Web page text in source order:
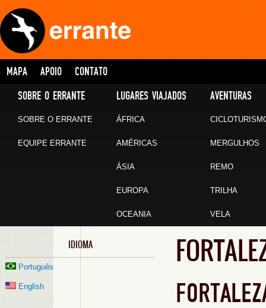
MAPA APOIO CONTATO
SOBRE O ERRANTE
SOBRE O ERRANTE
EQUIPE ERRANTE
LUGARES VIAJADOS
ÁFRICA
AMÉRICAS
ÁSIA
EUROPA
OCEANIA
AVENTURAS
MERGULHOS
REMO
TRILHA
VELA
IDIOMA
Português
English